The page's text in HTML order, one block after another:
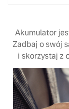
Akumulator
Zadbaj o swój
i skorzystaj z